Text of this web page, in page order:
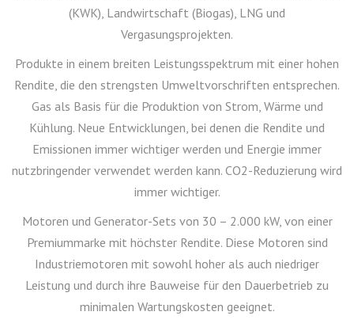
(KWK), Landwirtschaft (Biogas), LNG und
Vergasungsprojekten.
Produkte in einem breiten Leistungsspektrum mit einer hohen
Rendite, die den strengsten Umweltvorschriften entsprechen.
Gas als Basis für die Produktion von Strom, Wärme und
Kühlung. Neue Entwicklungen, bei denen die Rendite und
Emissionen immer wichtiger werden und Energie immer
nutzbringender verwendet werden kann. CO2-Reduzierung wird
immer wichtiger.
Motoren und Generator-Sets von 30 – 2.000 kW, von einer
Premiummarke mit höchster Rendite. Diese Motoren sind
Industriemotoren mit sowohl hoher als auch niedriger
Leistung und durch ihre Bauweise für den Dauerbetrieb zu
minimalen Wartungskosten geeignet.